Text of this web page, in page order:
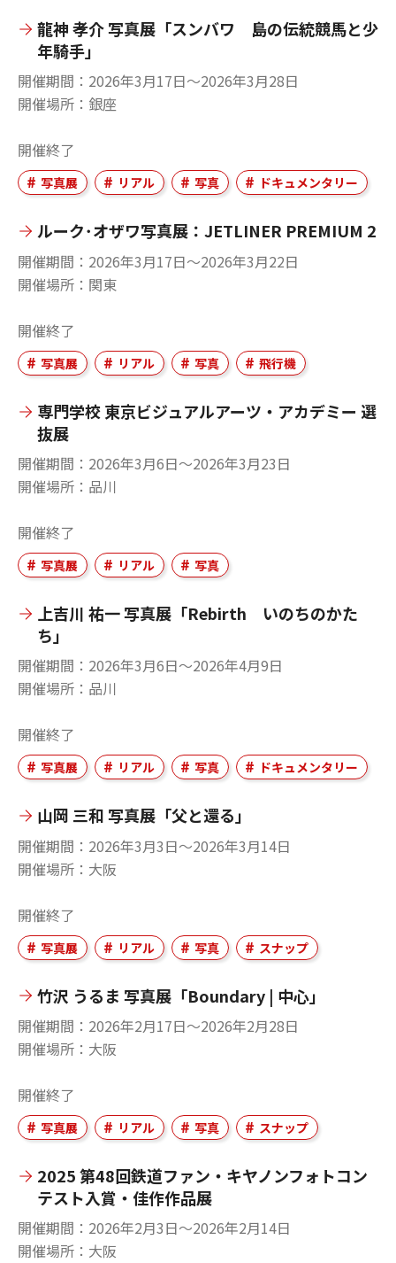
龍神 孝介 写真展「スンバワ 島の伝統競馬と少
年騎手」
開催期間
2026年3月17日〜2026年3月28日
開催場所
銀座
開催終了
写真展 リアル 写真 ドキュメンタリー
ルーク･オザワ写真展：JETLINER PREMIUM 2
開催期間
2026年3月17日〜2026年3月22日
開催場所
関東
開催終了
写真展 リアル 写真 飛行機
専門学校 東京ビジュアルアーツ・アカデミー 選
抜展
開催期間
2026年3月6日〜2026年3月23日
開催場所
品川
開催終了
写真展 リアル 写真
上吉川 祐一 写真展「Rebirth いのちのかた
ち」
開催期間
2026年3月6日〜2026年4月9日
開催場所
品川
開催終了
写真展 リアル 写真 ドキュメンタリー
山岡 三和 写真展「父と還る」
開催期間
2026年3月3日〜2026年3月14日
開催場所
大阪
開催終了
写真展 リアル 写真 スナップ
竹沢 うるま 写真展「Boundary | 中心」
開催期間
2026年2月17日〜2026年2月28日
開催場所
大阪
開催終了
写真展 リアル 写真 スナップ
2025 第48回鉄道ファン・キヤノンフォトコン
テスト入賞・佳作作品展
開催期間
2026年2月3日〜2026年2月14日
開催場所
大阪